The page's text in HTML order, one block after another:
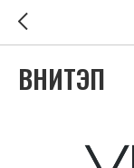
ВНИТЭП